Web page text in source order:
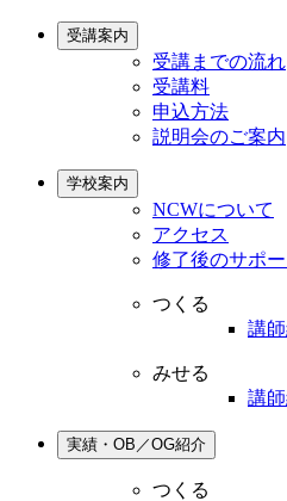
受講案内
受講までの流れ
受講料
申込方法
説明会のご案内
学校案内
NCWについて
アクセス
修了後のサポー
つくる
講
みせる
講
実績・OB／OG紹介
つくる